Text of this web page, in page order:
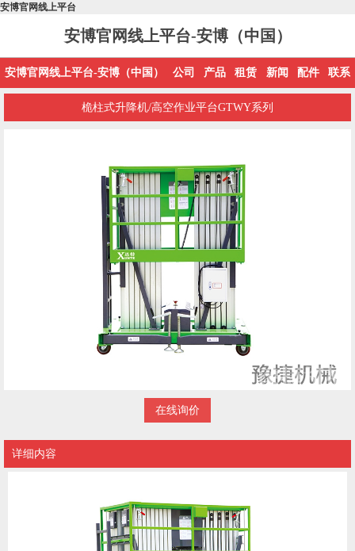
安博官网线上平台
安博官网线上平台-安博（中国）
安博官网线上平台-安博（中国） 公司 产品 租赁 新闻 配件 联系
桅柱式升降机/高空作业平台GTWY系列
在线询价
详细内容